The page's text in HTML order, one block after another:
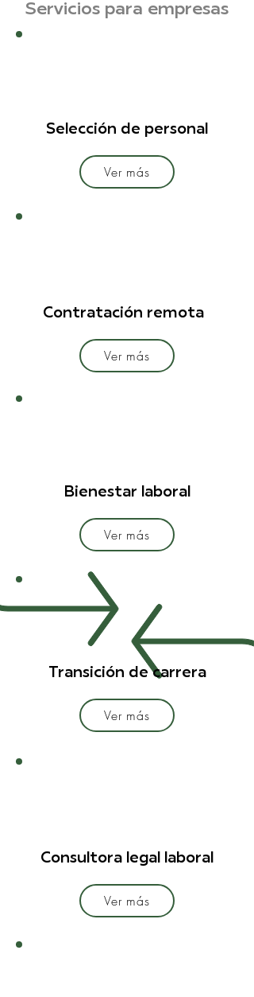
Servicios para empresas
Selección de personal
Ver más
Contratación remota
Ver más
Bienestar laboral
Ver más
Transición de carrera
Ver más
Consultora legal laboral
Ver más